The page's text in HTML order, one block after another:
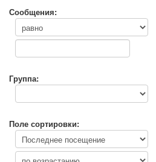
Сообщения:
Группа:
Поле сортировки: